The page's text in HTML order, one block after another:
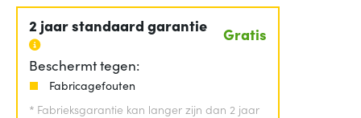
2 jaar standaard garantie Gratis
Beschermt tegen:
Fabricagefouten
* Fabrieksgarantie kan langer zijn dan 2 jaar